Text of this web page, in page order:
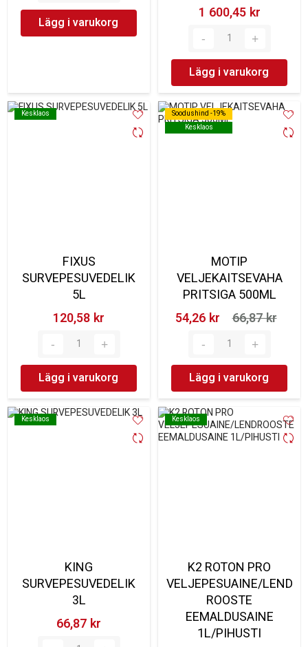
Lägg i varukorg
1 600,45 kr‎
Lägg i varukorg
Kesklaos
Kesklaos
FIXUS
SURVEPESUVEDELIK
5L
120,58 kr‎
Lägg i varukorg
Soodushind -19%
Kesklaos
Soodushind -19%
Kesklaos
MOTIP
VELJEKAITSEVAHA
PRITSIGA 500ML
54,26 kr‎
66,87 kr‎
Lägg i varukorg
Kesklaos
Kesklaos
KING
SURVEPESUVEDELIK
3L
66,87 kr‎
Kesklaos
Kesklaos
K2 ROTON PRO
VELJEPESUAINE/LEND
ROOSTE
EEMALDUSAINE
1L/PIHUSTI